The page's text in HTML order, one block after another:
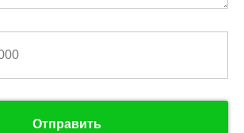
Отправить